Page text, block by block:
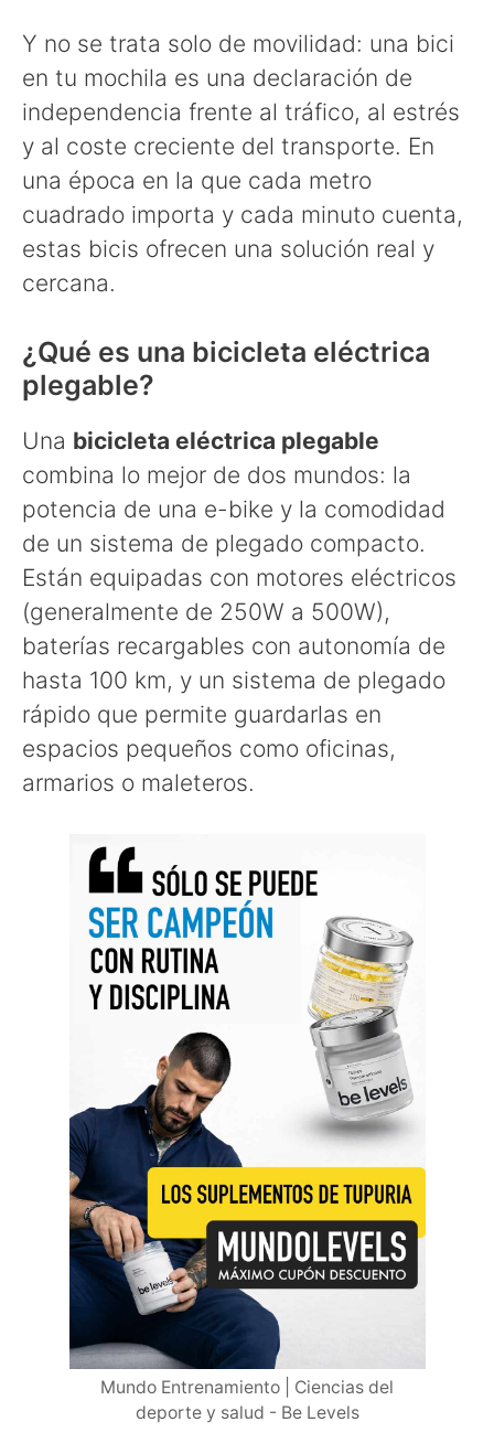
Y no se trata solo de movilidad: una bici
en tu mochila es una declaración de
independencia frente al tráfico, al estrés
y al coste creciente del transporte. En
una época en la que cada metro
cuadrado importa y cada minuto cuenta,
estas bicis ofrecen una solución real y
cercana.
¿Qué es una bicicleta eléctrica
plegable?
Una bicicleta eléctrica plegable
combina lo mejor de dos mundos: la
potencia de una e-bike y la comodidad
de un sistema de plegado compacto.
Están equipadas con motores eléctricos
(generalmente de 250W a 500W),
baterías recargables con autonomía de
hasta 100 km, y un sistema de plegado
rápido que permite guardarlas en
espacios pequeños como oficinas,
armarios o maleteros.
Mundo Entrenamiento | Ciencias del
deporte y salud - Be Levels